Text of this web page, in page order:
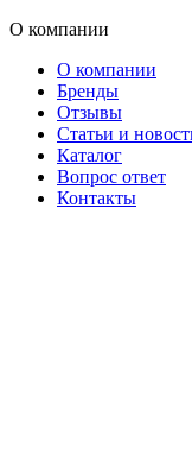
О компании
О компании
Бренды
Отзывы
Статьи и
Каталог
Вопрос ответ
Контакты